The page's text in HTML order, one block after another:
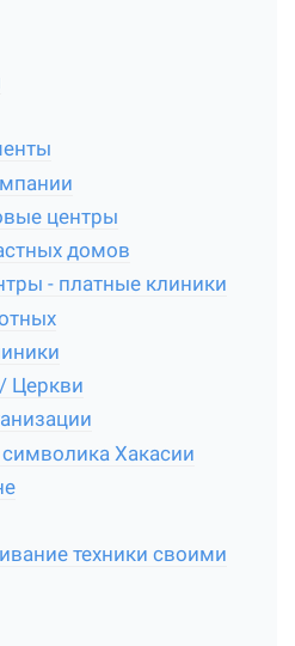
центры
домов
- платные клиники
Церкви
символика Хакасии
техники своими